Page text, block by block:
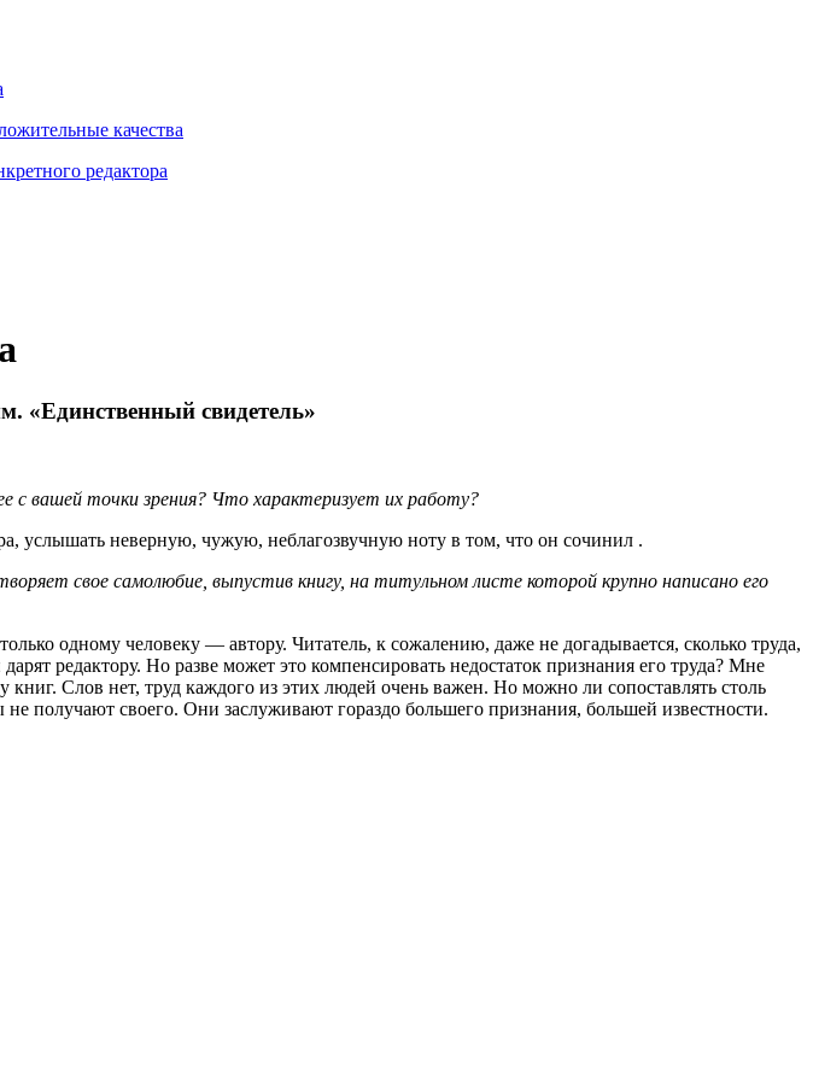
качества
редактора
«Единственный свидетель»
с вашей точки зрения? Что характеризует их работу?
услышать неверную, чужую, неблагозвучную ноту в том, что он сочинил .
свое самолюбие, выпустив книгу, на титульном листе которой крупно написано его
одному человеку — автору. Читатель, к сожалению, даже не догадывается, сколько труда,
редактору. Но разве может это компенсировать недостаток признания его труда? Мне
Слов нет, труд каждого из этих людей очень важен. Но можно ли сопоставлять столь
получают своего. Они заслуживают гораздо большего признания, большей известности.